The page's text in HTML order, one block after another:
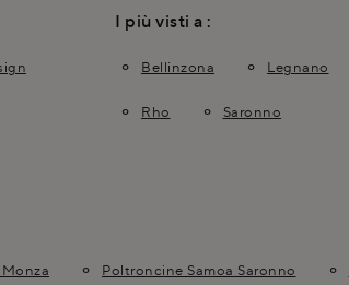
I più visti a :
Bellinzona Legnano
Rho Saronno
Poltroncine Samoa Saronno